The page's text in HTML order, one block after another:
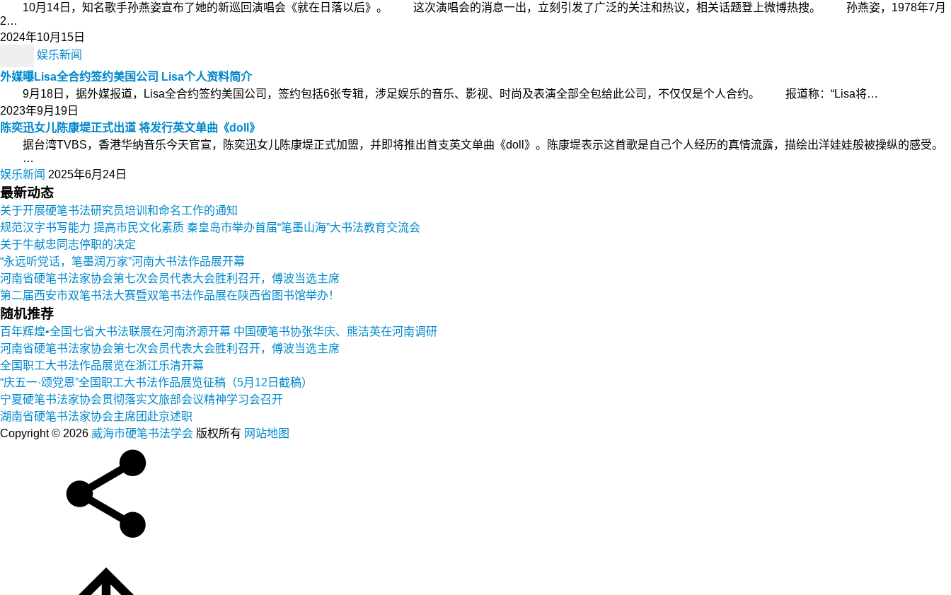
10月14日，知名歌手孙燕姿宣布了她的新巡回演唱会《就在日落以后》。 这次演唱会的消息一出，立刻引发了广泛的关注和热议，相关话题登上微博热搜。 孙燕姿，1978年7月
2…
2024年10月15日
娱乐新闻
外媒曝Lisa全合约签约美国公司 Lisa个人资料简介
9月18日，据外媒报道，Lisa全合约签约美国公司，签约包括6张专辑，涉足娱乐的音乐、影视、时尚及表演全部全包给此公司，不仅仅是个人合约。 报道称：“Lisa将…
2023年9月19日
陈奕迅女儿陈康堤正式出道 将发行英文单曲《doll》
据台湾TVBS，香港华纳音乐今天官宣，陈奕迅女儿陈康堤正式加盟，并即将推出首支英文单曲《doll》。陈康堤表示这首歌是自己个人经历的真情流露，描绘出洋娃娃般被操纵的感受。
…
娱乐新闻 2025年6月24日
最新动态
关于开展硬笔书法研究员培训和命名工作的通知
规范汉字书写能力 提高市民文化素质 秦皇岛市举办首届“笔墨山海”大书法教育交流会
关于牛献忠同志停职的决定
“永远听党话，笔墨润万家”河南大书法作品展开幕
河南省硬笔书法家协会第七次会员代表大会胜利召开，傅波当选主席
第二届西安市双笔书法大赛暨双笔书法作品展在陕西省图书馆举办！
随机推荐
百年辉煌•全国七省大书法联展在河南济源开幕 中国硬笔书协张华庆、熊洁英在河南调研
河南省硬笔书法家协会第七次会员代表大会胜利召开，傅波当选主席
全国职工大书法作品展览在浙江乐清开幕
“庆五一·颂党恩”全国职工大书法作品展览征稿（5月12日截稿）
宁夏硬笔书法家协会贯彻落实文旅部会议精神学习会召开
湖南省硬笔书法家协会主席团赴京述职
Copyright © 2026 威海市硬笔书法学会 版权所有 网站地图